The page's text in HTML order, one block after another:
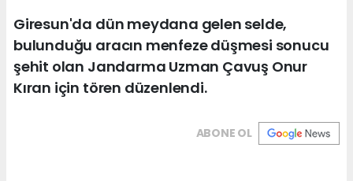
Giresun'da dün meydana gelen selde,
bulunduğu aracın menfeze düşmesi sonucu
şehit olan Jandarma Uzman Çavuş Onur
Kıran için tören düzenlendi.
ABONE OL